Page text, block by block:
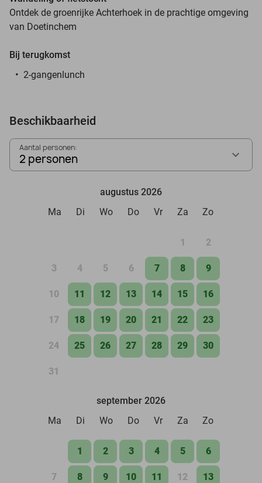
Ontdek de groenrijke Achterhoek in de prachtige omgeving
van Doetinchem
Bij terugkomst
2-gangenlunch
Beschikbaarheid
Aantal personen:
2 personen
augustus 2026
Ma
Di Wo Do Vr Za Zo
1 2
3 4 5 6 7 8 9
10 11 12 13 14 15 16
17 18 19 20 21 22 23
24 25 26 27 28 29 30
31
september 2026
Ma
Di Wo Do Vr Za Zo
1 2 3 4 5 6
7 8 9 10 11 12 13